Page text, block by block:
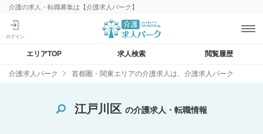
介護の求人・転職募集は【介護求人パーク】
エリアTOP 求人検索 閲覧履歴
介護求人パーク 首都圏・関東エリアの介護求人は、介護求人パーク
江戸川区 の介護求人・転職情報